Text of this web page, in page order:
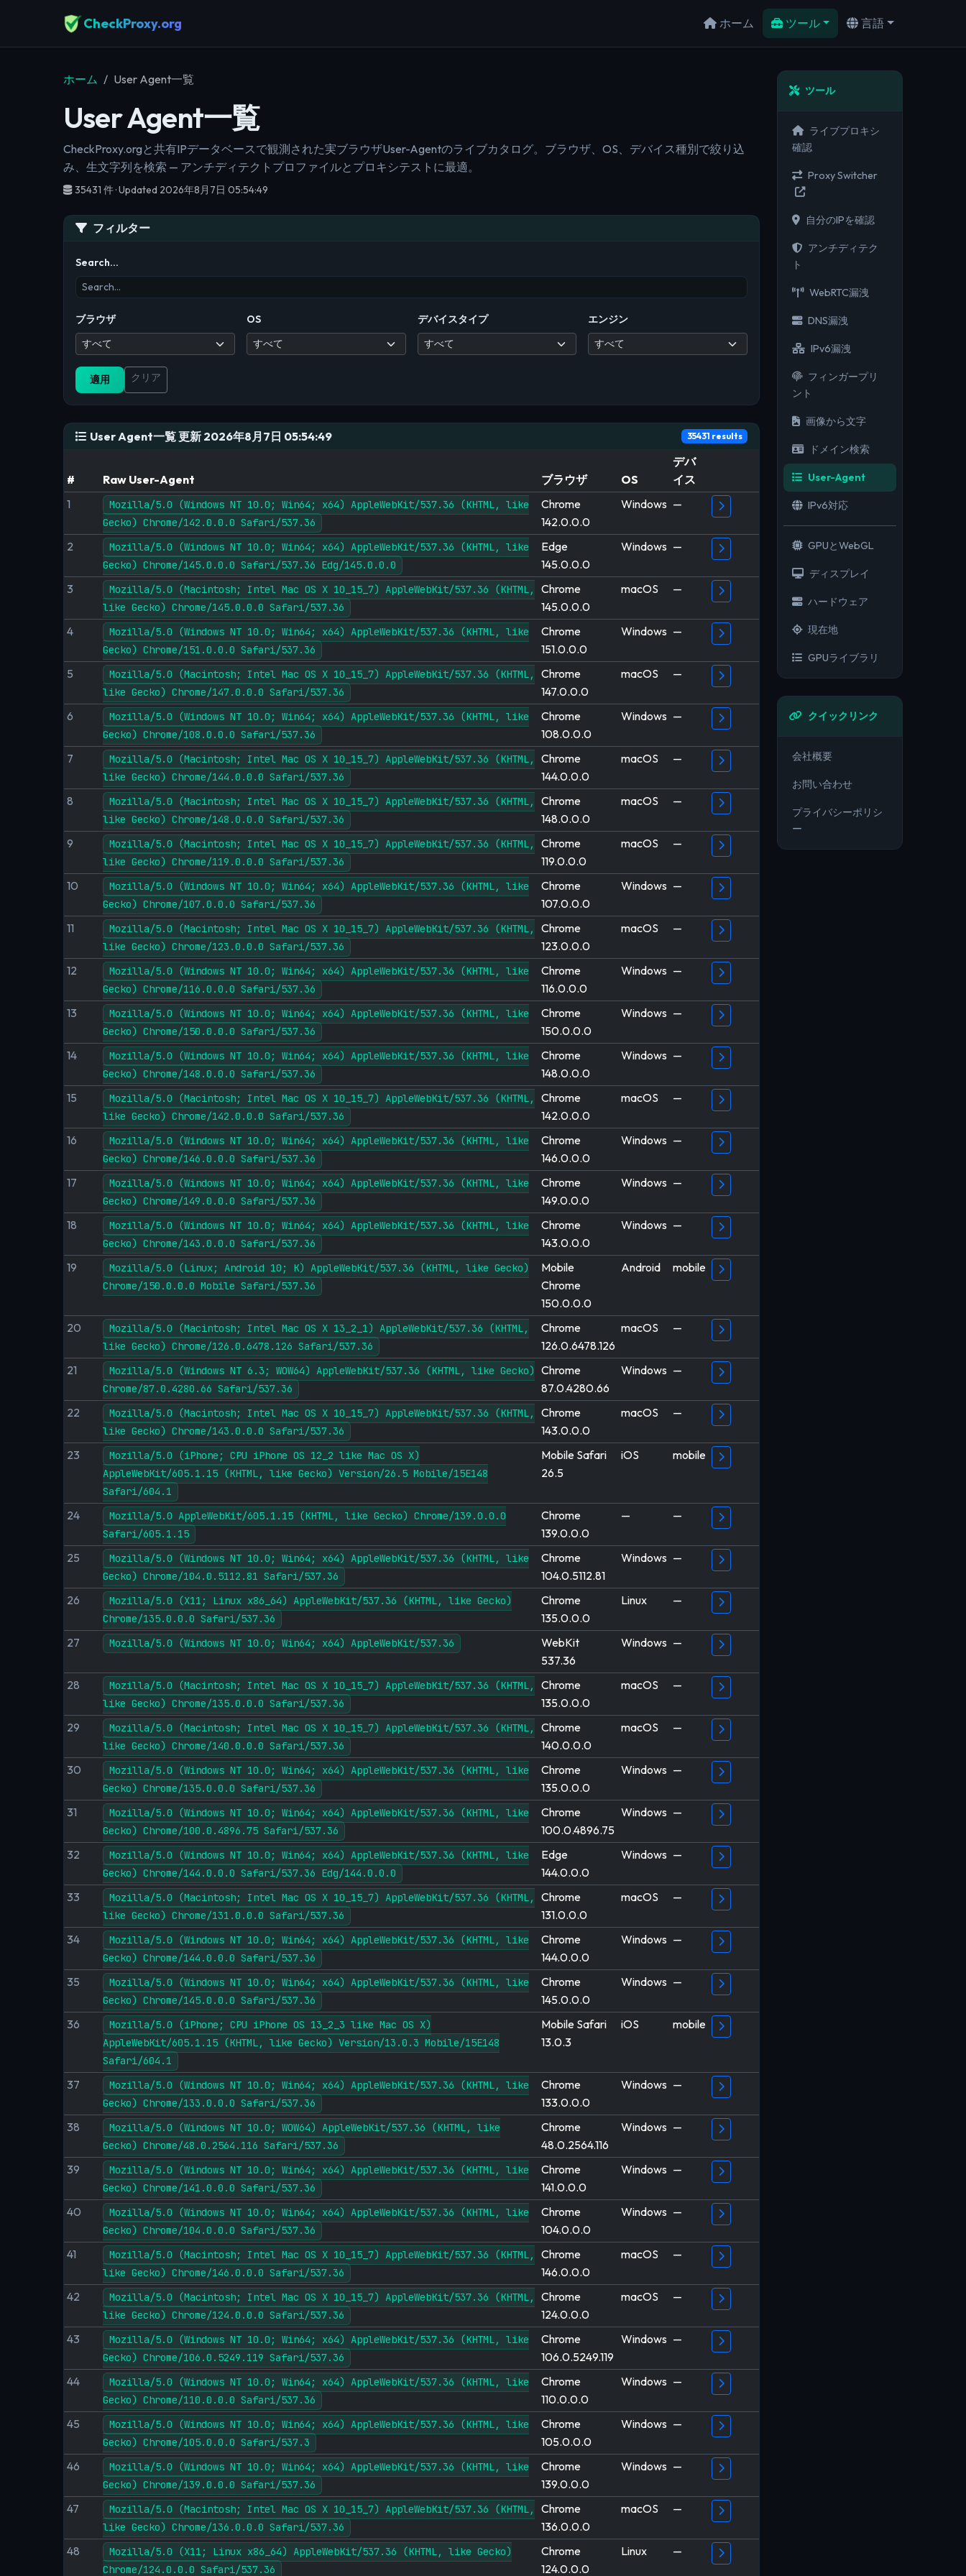
CheckProxy.org ホーム ツール 言語
ホーム User Agent一覧
User Agent一覧
CheckProxy.orgと共有IPデータベースで観測された実ブラウザUser-Agentのライブカタログ。ブラウザ、OS、デバイス種別で絞り込
み、生文字列を検索 — アンチディテクトプロファイルとプロキシテストに最適。
35431 件 · Updated 2026年8月7日 05:54:49
フィルター
Search…
ブラウザ OS デバイスタイプ エンジン
適用 クリア
User Agent一覧 更新 2026年8月7日 05:54:49 35431 results
# Raw User-Agent ブラウザ OS
デバ
イス
1
Mozilla/5.0 (Windows NT 10.0; Win64; x64) AppleWebKit/537.36 (KHTML, like
Gecko) Chrome/142.0.0.0 Safari/537.36
Chrome
142.0.0.0
Windows —
2
Mozilla/5.0 (Windows NT 10.0; Win64; x64) AppleWebKit/537.36 (KHTML, like
Gecko) Chrome/145.0.0.0 Safari/537.36 Edg/145.0.0.0
Edge
145.0.0.0
Windows —
3
Mozilla/5.0 (Macintosh; Intel Mac OS X 10_15_7) AppleWebKit/537.36 (KHTML,
like Gecko) Chrome/145.0.0.0 Safari/537.36
Chrome
145.0.0.0
macOS —
4
Mozilla/5.0 (Windows NT 10.0; Win64; x64) AppleWebKit/537.36 (KHTML, like
Gecko) Chrome/151.0.0.0 Safari/537.36
Chrome
151.0.0.0
Windows —
5
Mozilla/5.0 (Macintosh; Intel Mac OS X 10_15_7) AppleWebKit/537.36 (KHTML,
like Gecko) Chrome/147.0.0.0 Safari/537.36
Chrome
147.0.0.0
macOS —
6
Mozilla/5.0 (Windows NT 10.0; Win64; x64) AppleWebKit/537.36 (KHTML, like
Gecko) Chrome/108.0.0.0 Safari/537.36
Chrome
108.0.0.0
Windows —
7
Mozilla/5.0 (Macintosh; Intel Mac OS X 10_15_7) AppleWebKit/537.36 (KHTML,
like Gecko) Chrome/144.0.0.0 Safari/537.36
Chrome
144.0.0.0
macOS —
8
Mozilla/5.0 (Macintosh; Intel Mac OS X 10_15_7) AppleWebKit/537.36 (KHTML,
like Gecko) Chrome/148.0.0.0 Safari/537.36
Chrome
148.0.0.0
macOS —
9
Mozilla/5.0 (Macintosh; Intel Mac OS X 10_15_7) AppleWebKit/537.36 (KHTML,
like Gecko) Chrome/119.0.0.0 Safari/537.36
Chrome
119.0.0.0
macOS —
10
Mozilla/5.0 (Windows NT 10.0; Win64; x64) AppleWebKit/537.36 (KHTML, like
Gecko) Chrome/107.0.0.0 Safari/537.36
Chrome
107.0.0.0
Windows —
11
Mozilla/5.0 (Macintosh; Intel Mac OS X 10_15_7) AppleWebKit/537.36 (KHTML,
like Gecko) Chrome/123.0.0.0 Safari/537.36
Chrome
123.0.0.0
macOS —
12
Mozilla/5.0 (Windows NT 10.0; Win64; x64) AppleWebKit/537.36 (KHTML, like
Gecko) Chrome/116.0.0.0 Safari/537.36
Chrome
116.0.0.0
Windows —
13
Mozilla/5.0 (Windows NT 10.0; Win64; x64) AppleWebKit/537.36 (KHTML, like
Gecko) Chrome/150.0.0.0 Safari/537.36
Chrome
150.0.0.0
Windows —
14
Mozilla/5.0 (Windows NT 10.0; Win64; x64) AppleWebKit/537.36 (KHTML, like
Gecko) Chrome/148.0.0.0 Safari/537.36
Chrome
148.0.0.0
Windows —
15
Mozilla/5.0 (Macintosh; Intel Mac OS X 10_15_7) AppleWebKit/537.36 (KHTML,
like Gecko) Chrome/142.0.0.0 Safari/537.36
Chrome
142.0.0.0
macOS —
16
Mozilla/5.0 (Windows NT 10.0; Win64; x64) AppleWebKit/537.36 (KHTML, like
Gecko) Chrome/146.0.0.0 Safari/537.36
Chrome
146.0.0.0
Windows —
17
Mozilla/5.0 (Windows NT 10.0; Win64; x64) AppleWebKit/537.36 (KHTML, like
Gecko) Chrome/149.0.0.0 Safari/537.36
Chrome
149.0.0.0
Windows —
18
Mozilla/5.0 (Windows NT 10.0; Win64; x64) AppleWebKit/537.36 (KHTML, like
Gecko) Chrome/143.0.0.0 Safari/537.36
Chrome
143.0.0.0
Windows —
19
Mozilla/5.0 (Linux; Android 10; K) AppleWebKit/537.36 (KHTML, like Gecko)
Chrome/150.0.0.0 Mobile Safari/537.36
Mobile
Chrome
150.0.0.0
Android mobile
20
Mozilla/5.0 (Macintosh; Intel Mac OS X 13_2_1) AppleWebKit/537.36 (KHTML,
like Gecko) Chrome/126.0.6478.126 Safari/537.36
Chrome
126.0.6478.126
macOS —
21
Mozilla/5.0 (Windows NT 6.3; WOW64) AppleWebKit/537.36 (KHTML, like Gecko)
Chrome/87.0.4280.66 Safari/537.36
Chrome
87.0.4280.66
Windows —
22
Mozilla/5.0 (Macintosh; Intel Mac OS X 10_15_7) AppleWebKit/537.36 (KHTML,
like Gecko) Chrome/143.0.0.0 Safari/537.36
Chrome
143.0.0.0
macOS —
23
Mozilla/5.0 (iPhone; CPU iPhone OS 12_2 like Mac OS X)
AppleWebKit/605.1.15 (KHTML, like Gecko) Version/26.5 Mobile/15E148
Safari/604.1
Mobile Safari
26.5
iOS mobile
24
Mozilla/5.0 AppleWebKit/605.1.15 (KHTML, like Gecko) Chrome/139.0.0.0
Safari/605.1.15
Chrome
139.0.0.0
— —
25
Mozilla/5.0 (Windows NT 10.0; Win64; x64) AppleWebKit/537.36 (KHTML, like
Gecko) Chrome/104.0.5112.81 Safari/537.36
Chrome
104.0.5112.81
Windows —
26
Mozilla/5.0 (X11; Linux x86_64) AppleWebKit/537.36 (KHTML, like Gecko)
Chrome/135.0.0.0 Safari/537.36
Chrome
135.0.0.0
Linux —
27 Mozilla/5.0 (Windows NT 10.0; Win64; x64) AppleWebKit/537.36
WebKit
537.36
Windows —
28
Mozilla/5.0 (Macintosh; Intel Mac OS X 10_15_7) AppleWebKit/537.36 (KHTML,
like Gecko) Chrome/135.0.0.0 Safari/537.36
Chrome
135.0.0.0
macOS —
29
Mozilla/5.0 (Macintosh; Intel Mac OS X 10_15_7) AppleWebKit/537.36 (KHTML,
like Gecko) Chrome/140.0.0.0 Safari/537.36
Chrome
140.0.0.0
macOS —
30
Mozilla/5.0 (Windows NT 10.0; Win64; x64) AppleWebKit/537.36 (KHTML, like
Gecko) Chrome/135.0.0.0 Safari/537.36
Chrome
135.0.0.0
Windows —
31
Mozilla/5.0 (Windows NT 10.0; Win64; x64) AppleWebKit/537.36 (KHTML, like
Gecko) Chrome/100.0.4896.75 Safari/537.36
Chrome
100.0.4896.75
Windows —
32
Mozilla/5.0 (Windows NT 10.0; Win64; x64) AppleWebKit/537.36 (KHTML, like
Gecko) Chrome/144.0.0.0 Safari/537.36 Edg/144.0.0.0
Edge
144.0.0.0
Windows —
33
Mozilla/5.0 (Macintosh; Intel Mac OS X 10_15_7) AppleWebKit/537.36 (KHTML,
like Gecko) Chrome/131.0.0.0 Safari/537.36
Chrome
131.0.0.0
macOS —
34
Mozilla/5.0 (Windows NT 10.0; Win64; x64) AppleWebKit/537.36 (KHTML, like
Gecko) Chrome/144.0.0.0 Safari/537.36
Chrome
144.0.0.0
Windows —
35
Mozilla/5.0 (Windows NT 10.0; Win64; x64) AppleWebKit/537.36 (KHTML, like
Gecko) Chrome/145.0.0.0 Safari/537.36
Chrome
145.0.0.0
Windows —
36
Mozilla/5.0 (iPhone; CPU iPhone OS 13_2_3 like Mac OS X)
AppleWebKit/605.1.15 (KHTML, like Gecko) Version/13.0.3 Mobile/15E148
Safari/604.1
Mobile Safari
13.0.3
iOS mobile
37
Mozilla/5.0 (Windows NT 10.0; Win64; x64) AppleWebKit/537.36 (KHTML, like
Gecko) Chrome/133.0.0.0 Safari/537.36
Chrome
133.0.0.0
Windows —
38
Mozilla/5.0 (Windows NT 10.0; WOW64) AppleWebKit/537.36 (KHTML, like
Gecko) Chrome/48.0.2564.116 Safari/537.36
Chrome
48.0.2564.116
Windows —
39
Mozilla/5.0 (Windows NT 10.0; Win64; x64) AppleWebKit/537.36 (KHTML, like
Gecko) Chrome/141.0.0.0 Safari/537.36
Chrome
141.0.0.0
Windows —
40
Mozilla/5.0 (Windows NT 10.0; Win64; x64) AppleWebKit/537.36 (KHTML, like
Gecko) Chrome/104.0.0.0 Safari/537.36
Chrome
104.0.0.0
Windows —
41
Mozilla/5.0 (Macintosh; Intel Mac OS X 10_15_7) AppleWebKit/537.36 (KHTML,
like Gecko) Chrome/146.0.0.0 Safari/537.36
Chrome
146.0.0.0
macOS —
42
Mozilla/5.0 (Macintosh; Intel Mac OS X 10_15_7) AppleWebKit/537.36 (KHTML,
like Gecko) Chrome/124.0.0.0 Safari/537.36
Chrome
124.0.0.0
macOS —
43
Mozilla/5.0 (Windows NT 10.0; Win64; x64) AppleWebKit/537.36 (KHTML, like
Gecko) Chrome/106.0.5249.119 Safari/537.36
Chrome
106.0.5249.119
Windows —
44
Mozilla/5.0 (Windows NT 10.0; Win64; x64) AppleWebKit/537.36 (KHTML, like
Gecko) Chrome/110.0.0.0 Safari/537.36
Chrome
110.0.0.0
Windows —
45
Mozilla/5.0 (Windows NT 10.0; Win64; x64) AppleWebKit/537.36 (KHTML, like
Gecko) Chrome/105.0.0.0 Safari/537.3
Chrome
105.0.0.0
Windows —
46
Mozilla/5.0 (Windows NT 10.0; Win64; x64) AppleWebKit/537.36 (KHTML, like
Gecko) Chrome/139.0.0.0 Safari/537.36
Chrome
139.0.0.0
Windows —
47
Mozilla/5.0 (Macintosh; Intel Mac OS X 10_15_7) AppleWebKit/537.36 (KHTML,
like Gecko) Chrome/136.0.0.0 Safari/537.36
Chrome
136.0.0.0
macOS —
48
Mozilla/5.0 (X11; Linux x86_64) AppleWebKit/537.36 (KHTML, like Gecko)
Chrome/124.0.0.0 Safari/537.36
Chrome
124.0.0.0
Linux —
ツール
ライブプロキシ
確認
Proxy Switcher
自分のIPを確認
アンチディテク
ト
WebRTC漏洩
DNS漏洩
IPv6漏洩
フィンガープリ
ント
画像から文字
ドメイン検索
User-Agent
IPv6対応
GPUとWebGL
ディスプレイ
ハードウェア
現在地
GPUライブラリ
クイックリンク
会社概要
お問い合わせ
プライバシーポリシ
ー